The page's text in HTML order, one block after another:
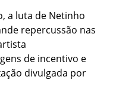
a luta de Netinho
repercussão nas
de incentivo e
divulgada por